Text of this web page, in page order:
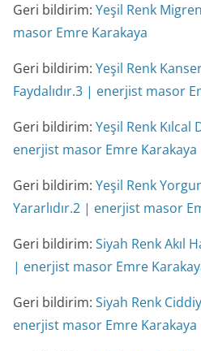
Geri bildirim: Yeşil Renk
masor Emre Karakaya
Geri bildirim: Yeşil Renk
Faydalıdır.3 | enerjist masor
Geri bildirim: Yeşil Renk
enerjist masor Emre Karakaya
Geri bildirim: Yeşil Renk
Yararlıdır.2 | enerjist masor
Geri bildirim: Siyah Renk Akıl
| enerjist masor Emre
Geri bildirim: Siyah Renk
enerjist masor Emre Karakaya